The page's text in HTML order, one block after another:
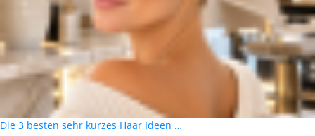
Die 3 besten sehr kurzes Haar Ideen …